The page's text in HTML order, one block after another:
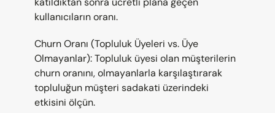
kullanıcıların oranı.
Churn Oranı (Topluluk Üyeleri vs. Üye
Olmayanlar): Topluluk üyesi olan müşterilerin
churn oranını, olmayanlarla karşılaştırarak
topluluğun müşteri sadakati üzerindeki
etkisini ölçün.